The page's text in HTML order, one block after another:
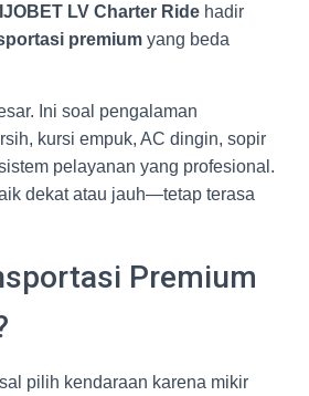
IJOBET LV Charter Ride hadir
premium yang beda
Ini soal pengalaman
kursi empuk, AC dingin, sopir
pelayanan yang profesional.
dekat atau jauh—tetap terasa
Premium
pilih kendaraan karena mikir